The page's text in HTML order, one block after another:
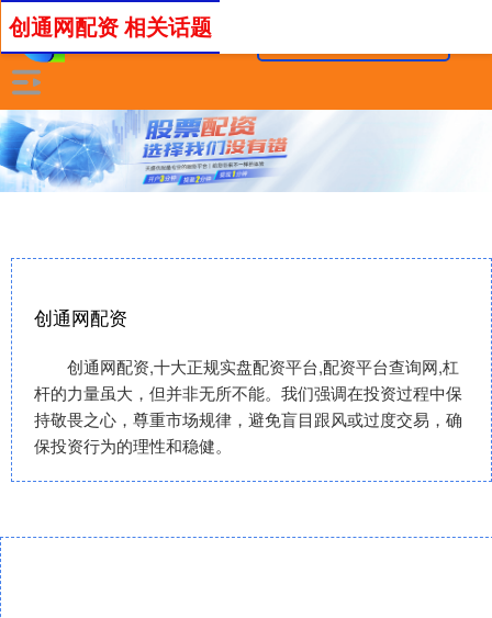
创通网配资
创通网配资,十大正规实盘配资平台,配资平台查询网,杠
杆的力量虽大，但并非无所不能。我们强调在投资过程中保
持敬畏之心，尊重市场规律，避免盲目跟风或过度交易，确
保投资行为的理性和稳健。
创通网配资 相关话题